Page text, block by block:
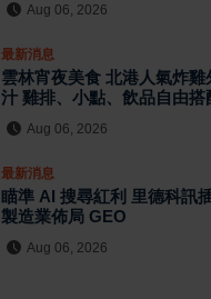
Aug 06, 2026
最新消息
雲林宵夜美食 北港人氣炸
汁 雞排、小點、飲品自由搭
Aug 06, 2026
最新消息
瞄準 AI 搜尋紅利 里德科訊
製造業佈局 GEO
Aug 06, 2026